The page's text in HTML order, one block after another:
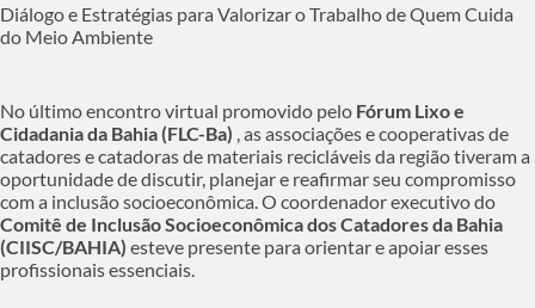
Diálogo e Estratégias para Valorizar o Trabalho de Quem Cuida
do Meio Ambiente
No último encontro virtual promovido pelo Fórum Lixo e
Cidadania da Bahia (FLC-Ba) , as associações e cooperativas de
catadores e catadoras de materiais recicláveis ​​da região tiveram a
oportunidade de discutir, planejar e reafirmar seu compromisso
com a inclusão socioeconômica. O coordenador executivo do
Comitê de Inclusão Socioeconômica dos Catadores da Bahia
(CIISC/BAHIA) esteve presente para orientar e apoiar esses
profissionais essenciais.